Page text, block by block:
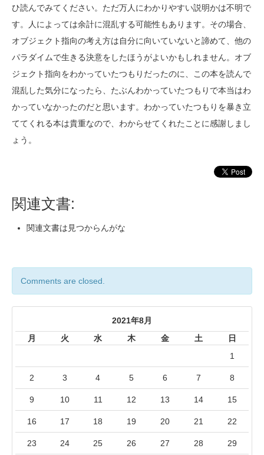
ひ読んでみてください。ただ万人にわかりやすい説明かは不明で
す。人によっては余計に混乱する可能性もあります。その場合、
オブジェクト指向の考え方は自分に向いていないと諦めて、他の
パラダイムで生きる決意をしたほうがよいかもしれません。オブ
ジェクト指向をわかっていたつもりだったのに、この本を読んで
混乱した気分になったら、たぶんわかっていたつもりで本当はわ
かっていなかったのだと思います。わかっていたつもりを暴き立
ててくれる本は貴重なので、わからせてくれたことに感謝しまし
ょう。
関連文書:
関連文書は見つからんがな
Comments are closed.
2021年8月
月
火 水 木 金 土 日
1
2 3 4 5 6 7 8
9 10 11 12 13 14 15
16 17 18 19 20 21 22
23 24 25 26 27 28 29